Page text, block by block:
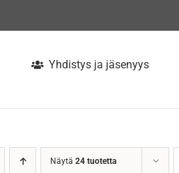
Yhdistys ja jäsenyys
Näytä 24 tuotetta